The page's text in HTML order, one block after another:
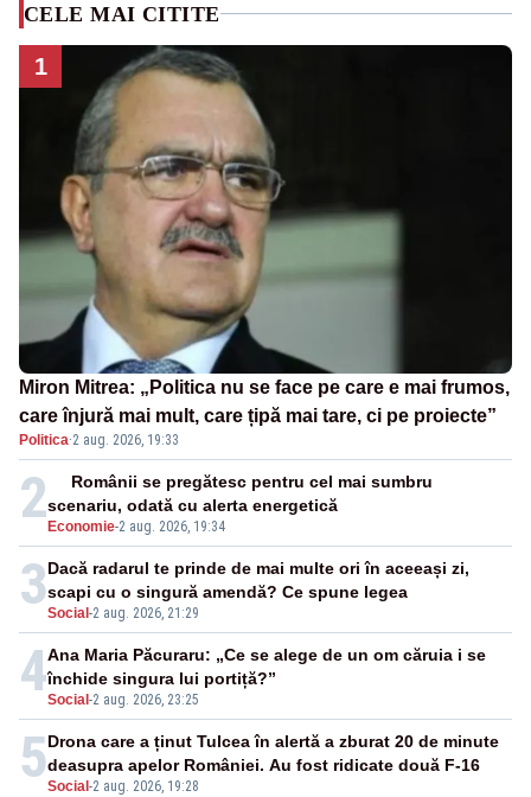
CELE MAI CITITE
1
Miron Mitrea: „Politica nu se face pe care e mai frumos,
care înjură mai mult, care țipă mai tare, ci pe proiecte”
Politica·2 aug. 2026, 19:33
2 Economie-2 aug. 2026, 19:34
Românii se pregătesc pentru cel mai sumbru
scenariu, odată cu alerta energetică
3Social -2 aug. 2026, 21:29
Dacă radarul te prinde de mai multe ori în aceeași zi,
scapi cu o singură amendă? Ce spune legea
4Social -2 aug. 2026, 23:25
Ana Maria Păcuraru: „Ce se alege de un om căruia i se
închide singura lui portiță?”
5Social -2 aug. 2026, 19:28
Drona care a ținut Tulcea în alertă a zburat 20 de minute
deasupra apelor României. Au fost ridicate două F-16